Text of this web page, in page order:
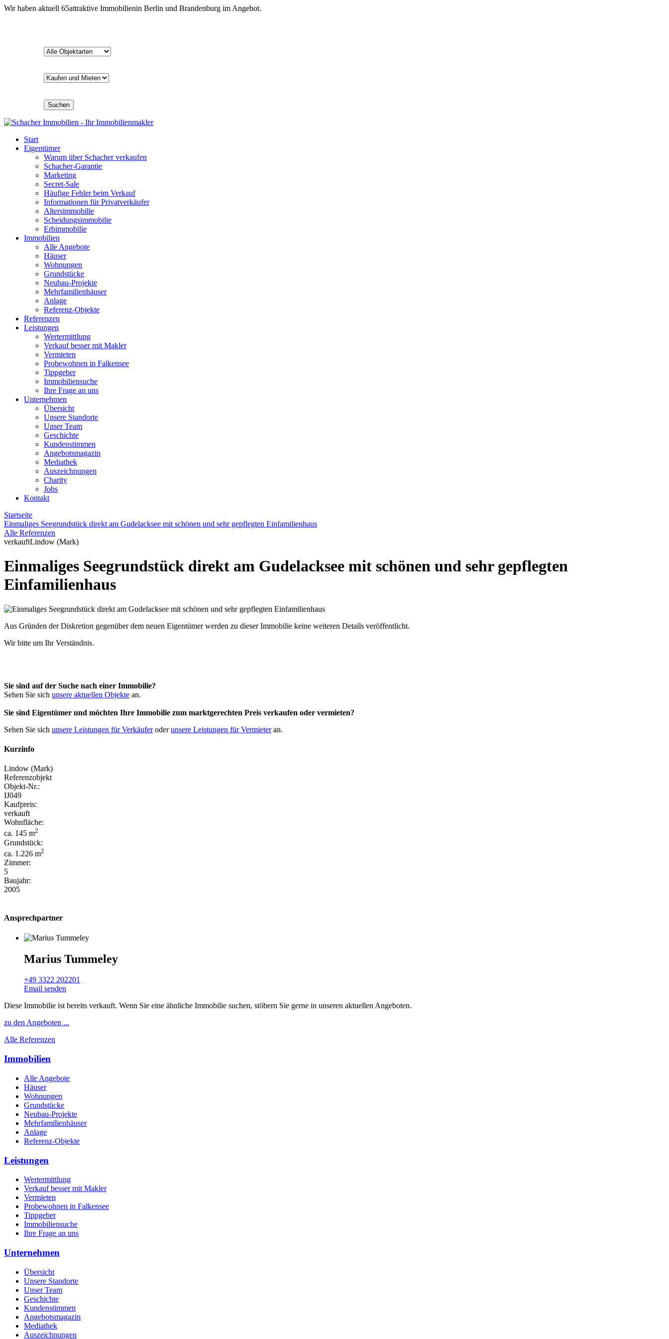
Wir haben aktuell 65attraktive Immobilienin Berlin und Brandenburg im Angebot.
Suchen
Start
Eigentümer
Warum über Schacher verkaufen
Schacher-Garantie
Marketing
Secret-Sale
Häufige Fehler beim Verkauf
Informationen für Privatverkäufer
Altersimmobilie
Scheidungsimmobilie
Erbimmobilie
Immobilien
Alle Angebote
Häuser
Wohnungen
Grundstücke
Neubau-Projekte
Mehrfamilienhäuser
Anlage
Referenz-Objekte
Referenzen
Leistungen
Wertermittlung
Verkauf besser mit Makler
Vermieten
Probewohnen in Falkensee
Tippgeber
Immobiliensuche
Ihre Frage an uns
Unternehmen
Übersicht
Unsere Standorte
Unser Team
Geschichte
Kundenstimmen
Angebotsmagazin
Mediathek
Auszeichnungen
Charity
Jobs
Kontakt
Startseite
Einmaliges Seegrundstück direkt am Gudelacksee mit schönen und sehr gepflegten Einfamilienhaus
Alle Referenzen
verkauftLindow (Mark)
Einmaliges Seegrundstück direkt am Gudelacksee mit schönen und sehr gepflegten
Einfamilienhaus
Aus Gründen der Diskretion gegenüber dem neuen Eigentümer werden zu dieser Immobilie keine weiteren Details veröffentlicht.
Wir bitte um Ihr Verständnis.
Sie sind auf der Suche nach einer Immobilie?
Sehen Sie sich unsere aktuellen Objekte an.
Sie sind Eigentümer und möchten Ihre Immobilie zum marktgerechten Preis verkaufen oder vermieten?
Sehen Sie sich unsere Leistungen für Verkäuferoderunsere Leistungen für Vermieteran.
Kurzinfo
Lindow (Mark)
Referenzobjekt
Objekt-Nr.:
IJ049
Kaufpreis:
verkauft
Wohnfläche:
ca. 145 m2
Grundstück:
ca. 1.226 m2
Zimmer:
5
Baujahr:
2005
Ansprechpartner
Marius Tummeley
+49 3322 202201
Email senden
Diese Immobilie ist bereits verkauft. Wenn Sie eine ähnliche Immobilie suchen, stöbern Sie gerne in unseren aktuellen Angeboten.
zu den Angeboten ...
Alle Referenzen
Immobilien
Alle Angebote
Häuser
Wohnungen
Grundstücke
Neubau-Projekte
Mehrfamilienhäuser
Anlage
Referenz-Objekte
Leistungen
Wertermittlung
Verkauf besser mit Makler
Vermieten
Probewohnen in Falkensee
Tippgeber
Immobiliensuche
Ihre Frage an uns
Unternehmen
Übersicht
Unsere Standorte
Unser Team
Geschichte
Kundenstimmen
Angebotsmagazin
Mediathek
Auszeichnungen